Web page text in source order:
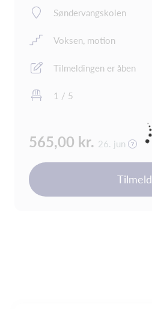
Søndervangskolen
Voksen, motion
Tilmeldingen er åben
1 / 5
565,00 kr. 26. jun
Tilmeld